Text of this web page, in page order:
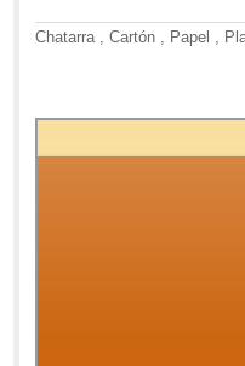
Chatarra , Cartón , Papel ,